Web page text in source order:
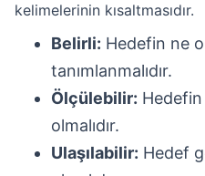
kelimelerinin kısaltmasıdır.
Belirli: Hedefin ne
tanımlanmalıdır.
Ölçülebilir: Hedefin
olmalıdır.
Ulaşılabilir: Hedef